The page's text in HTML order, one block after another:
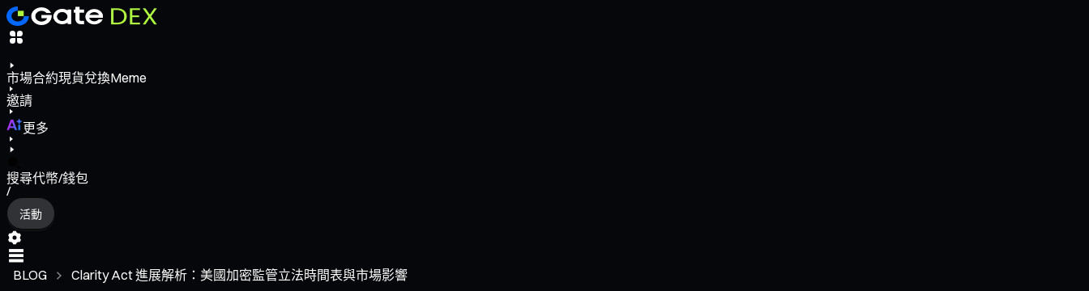
市場合約現貨兌換Meme
邀請
更多
搜尋代幣/錢包
/
活動
BLOG Clarity Act 進展解析：美國加密監管立法時間表與市場影響